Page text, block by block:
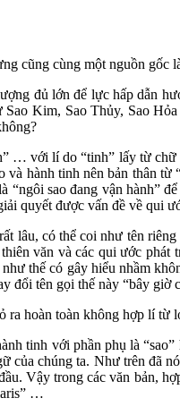
cũng cùng một nguồn gốc
đủ lớn để lực hấp dẫn
Kim, Sao Thủy, Sao
… với lí do “tinh” lấy từ
hành tinh nên bản thân
sao đang vận hành”
quyết được vấn đề về qui
lâu, có thể coi như tên
văn và các qui ước
thế có gây hiểu nhầm
tên gọi thế này “bây
hoàn toàn không hợp lí
tinh với phần phụ là
chúng ta. Như trên đã
Vậy trong các văn bản,
…